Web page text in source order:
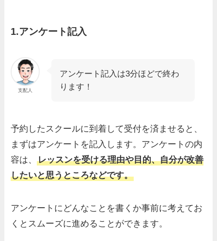
1.アンケート記入
支配人
アンケート記入は3分ほどで終わ
ります！
予約したスクールに到着して受付を済ませると、
まずはアンケートを記入します。アンケートの内
容は、レッスンを受ける理由や目的、自分が改善
したいと思うところなどです。
アンケートにどんなことを書くか事前に考えてお
くとスムーズに進めることができます。